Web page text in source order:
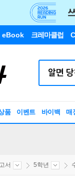
eBook 크레마클럽
품 이벤트 바이백 매
서 5학년